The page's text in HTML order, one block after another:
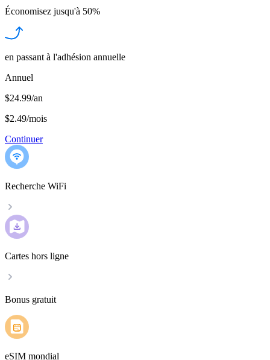
Économisez jusqu'à 50%
en passant à l'adhésion annuelle
Annuel
$24.99/an
$2.49/mois
Continuer
Recherche WiFi
Cartes hors ligne
Bonus gratuit
eSIM mondial